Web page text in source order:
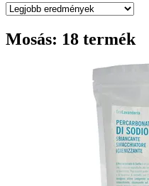
Mosás: 18 termék